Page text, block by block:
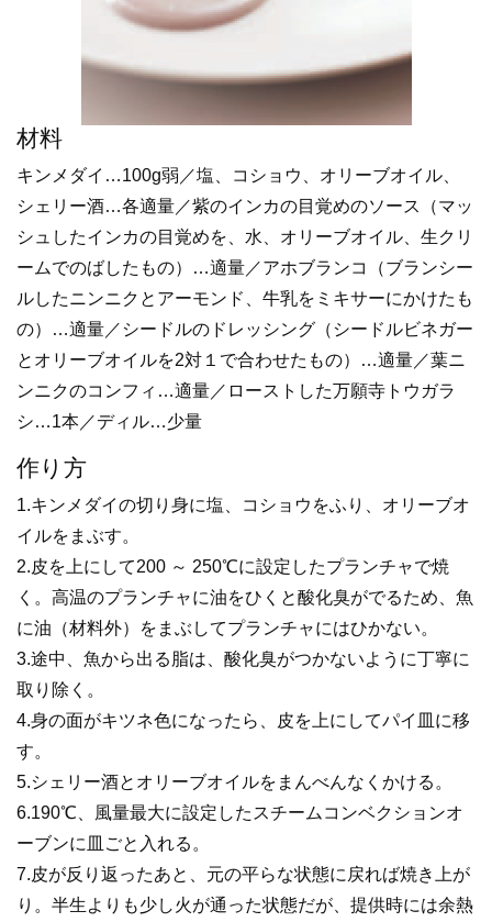
材料
キンメダイ…100g弱／塩、コショウ、オリーブオイル、
シェリー酒…各適量／紫のインカの目覚めのソース（マッ
シュしたインカの目覚めを、水、オリーブオイル、生クリ
ームでのばしたもの）…適量／アホブランコ（ブランシー
ルしたニンニクとアーモンド、牛乳をミキサーにかけたも
の）…適量／シードルのドレッシング（シードルビネガー
とオリーブオイルを2対１で合わせたもの）…適量／葉ニ
ンニクのコンフィ…適量／ローストした万願寺トウガラ
シ…1本／ディル…少量
作り方
1.キンメダイの切り身に塩、コショウをふり、オリーブオ
イルをまぶす。
2.皮を上にして200 ～ 250℃に設定したプランチャで焼
く。高温のプランチャに油をひくと酸化臭がでるため、魚
に油（材料外）をまぶしてプランチャにはひかない。
3.途中、魚から出る脂は、酸化臭がつかないように丁寧に
取り除く。
4.身の面がキツネ色になったら、皮を上にしてパイ皿に移
す。
5.シェリー酒とオリーブオイルをまんべんなくかける。
6.190℃、風量最大に設定したスチームコンベクションオ
ーブンに皿ごと入れる。
7.皮が反り返ったあと、元の平らな状態に戻れば焼き上が
り。半生よりも少し火が通った状態だが、提供時には余熱